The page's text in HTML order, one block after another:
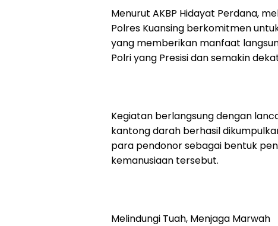
Menurut AKBP Hidayat Perdana,
Polres Kuansing berkomitmen
yang memberikan manfaat
Polri yang Presisi dan semakin
Kegiatan berlangsung dengan
kantong darah berhasil
para pendonor sebagai bentuk
kemanusiaan tersebut.
Melindungi Tuah, Menjaga Marwah